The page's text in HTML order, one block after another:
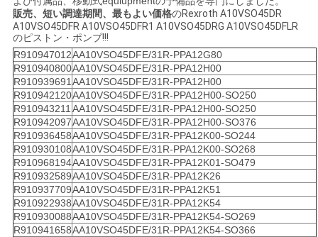
販売、短い調達期間、最もよい価格のRexroth A10VSO45DR
A10VSO45DFR A10VSO45DFR1 A10VSO45DRG A10VSO45DFLR
のピストン・ポンプ!!!
R910947012AA10VSO45DFE/31R-PPA12G80
R910940800AA10VSO45DFE/31R-PPA12H00
R910939691AA10VSO45DFE/31R-PPA12H00
R910942120AA10VSO45DFE/31R-PPA12H00-SO250
R910943211AA10VSO45DFE/31R-PPA12H00-SO250
R910942097AA10VSO45DFE/31R-PPA12H00-SO376
R910936458AA10VSO45DFE/31R-PPA12K00-SO244
R910930108AA10VSO45DFE/31R-PPA12K00-SO268
R910968194AA10VSO45DFE/31R-PPA12K01-SO479
R910932589AA10VSO45DFE/31R-PPA12K26
R910937709AA10VSO45DFE/31R-PPA12K51
R910922938AA10VSO45DFE/31R-PPA12K54
R910930088AA10VSO45DFE/31R-PPA12K54-SO269
R910941658AA10VSO45DFE/31R-PPA12K54-SO366